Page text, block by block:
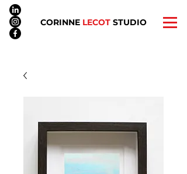
CORINNE LECOTSTUDIO